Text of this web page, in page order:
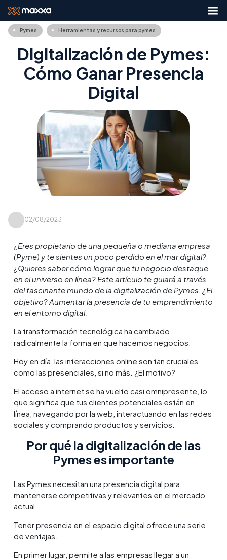
Pymes Herramientas y recursos para pymes
Digitalización de Pymes:
Cómo Ganar Presencia
Digital
02/08/2023
¿Eres propietario de una pequeña o mediana empresa
(Pyme) y te sientes un poco perdido en el mar digital?
¿Quieres saber cómo lograr que tu negocio destaque
en el universo en línea? Este artículo te guiará a través
del fascinante mundo de la digitalización de Pymes. ¿El
objetivo? Aumentar la presencia de tu emprendimiento
en el entorno digital.
La transformación tecnológica ha cambiado
radicalmente la forma en que hacemos negocios.
Hoy en día, las interacciones online son tan cruciales
como las presenciales, si no más. ¿El motivo?
El acceso a internet se ha vuelto casi omnipresente, lo
que significa que tus clientes potenciales están en
línea, navegando por la web, interactuando en las redes
sociales y comprando productos y servicios.
Por qué la digitalización de las
Pymes es importante
Las Pymes necesitan una presencia digital para
mantenerse competitivas y relevantes en el mercado
actual.
Tener presencia en el espacio digital ofrece una serie
de ventajas.
En primer lugar, permite a las empresas llegar a un